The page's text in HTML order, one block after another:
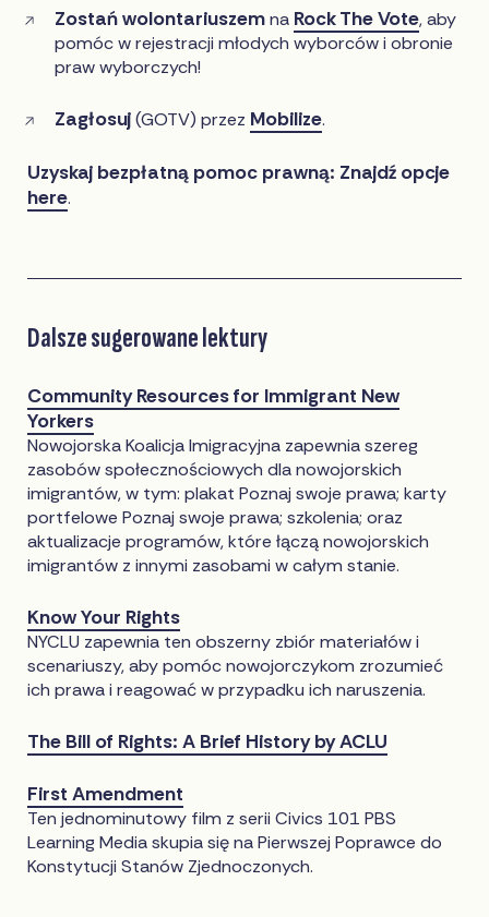
Zostań wolontariuszemna Rock The Vote, aby
pomóc w rejestracji młodych wyborców i obronie
praw wyborczych!
Zagłosuj(GOTV) przez Mobilize.
Uzyskaj bezpłatną pomoc prawną: Znajdź opcje
here.
Dalsze sugerowane lektury
Community Resources for Immigrant New
Yorkers
Nowojorska Koalicja Imigracyjna zapewnia szereg
zasobów społecznościowych dla nowojorskich
imigrantów, w tym: plakat Poznaj swoje prawa; karty
portfelowe Poznaj swoje prawa; szkolenia; oraz
aktualizacje programów, które łączą nowojorskich
imigrantów z innymi zasobami w całym stanie.
Know Your Rights
NYCLU zapewnia ten obszerny zbiór materiałów i
scenariuszy, aby pomóc nowojorczykom zrozumieć
ich prawa i reagować w przypadku ich naruszenia.
The Bill of Rights: A Brief History by ACLU
First Amendment
Ten jednominutowy film z serii Civics 101 PBS
Learning Media skupia się na Pierwszej Poprawce do
Konstytucji Stanów Zjednoczonych.